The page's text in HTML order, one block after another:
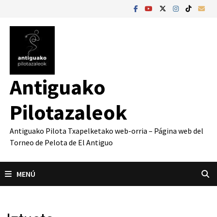
contenido
Antiguako
Pilotazaleok
Antiguako Pilota Txapelketako web-orria – Página web del
Torneo de Pelota de El Antiguo
MENÚ